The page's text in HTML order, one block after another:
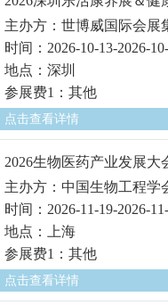
主办方：世博威国际会展
时间：2026-10-13-2026-
地点：深圳
参展费1：其他
点击查看详情
2026生物医药产业发展大
主办方：中国生物工程学
时间：2026-11-19-2026-
地点：上海
参展费1：其他
点击查看详情